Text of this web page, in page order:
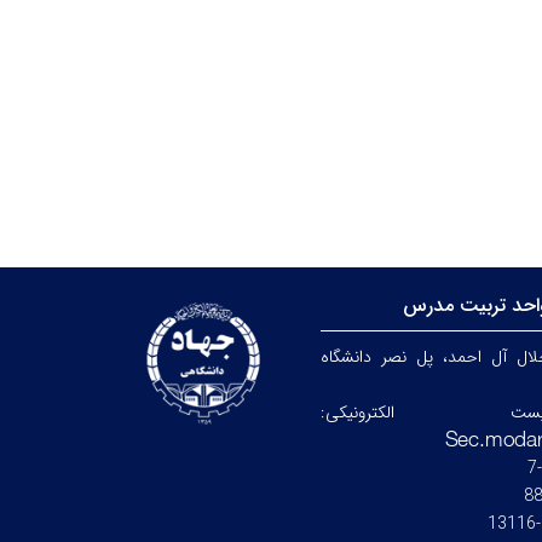
تربیت مدرس
آل احمد، پل نصر دانشگاه
الکترونیکی: